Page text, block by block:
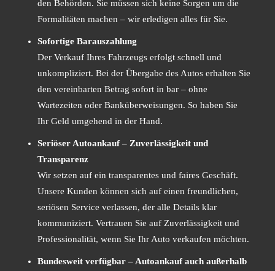
den Behörden. Sie müssen sich keine Sorgen um die
Formalitäten machen – wir erledigen alles für Sie.
Sofortige Barauszahlung
Der Verkauf Ihres Fahrzeugs erfolgt schnell und
unkompliziert. Bei der Übergabe des Autos erhalten Sie
den vereinbarten Betrag sofort in bar – ohne
Wartezeiten oder Banküberweisungen. So haben Sie
Ihr Geld umgehend in der Hand.
Seriöser Autoankauf – Zuverlässigkeit und
Transparenz
Wir setzen auf ein transparentes und faires Geschäft.
Unsere Kunden können sich auf einen freundlichen,
seriösen Service verlassen, der alle Details klar
kommuniziert. Vertrauen Sie auf Zuverlässigkeit und
Professionalität, wenn Sie Ihr Auto verkaufen möchten.
Bundesweit verfügbar – Autoankauf auch außerhalb